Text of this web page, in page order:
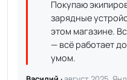
Покупаю
зарядные
этом магазине.
— всё работает
умом.